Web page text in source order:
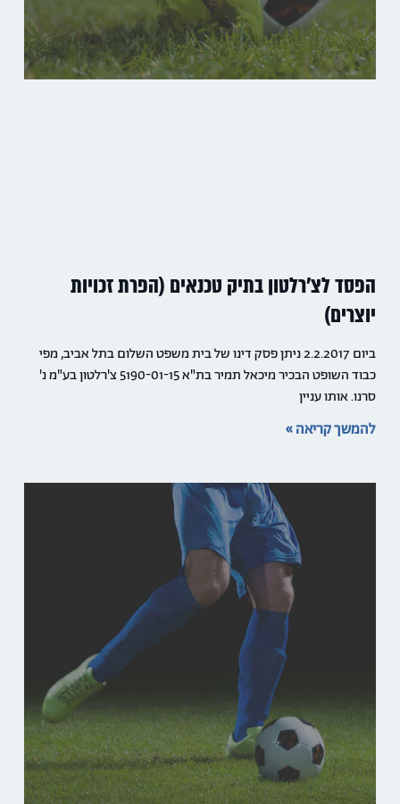
הפסד לצ'רלטון בתיק טכנאים (הפרת זכויות
יוצרים)
ביום 2.2.2017 ניתן פסק דינו של בית משפט השלום בתל אביב, מפי
כבוד השופט הבכיר מיכאל תמיר בת"א 5190-01-15 צ'רלטון בע"מ נ'
סרנו. אותו עניין
להמשך קריאה »